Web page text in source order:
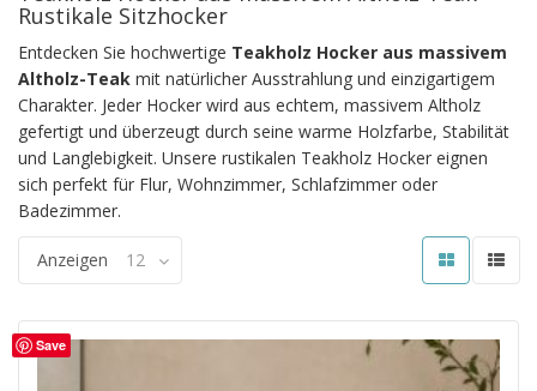
Rustikale Sitzhocker
Entdecken Sie hochwertige Teakholz Hocker aus massivem
Altholz-Teak mit natürlicher Ausstrahlung und einzigartigem
Charakter. Jeder Hocker wird aus echtem, massivem Altholz
gefertigt und überzeugt durch seine warme Holzfarbe, Stabilität
und Langlebigkeit. Unsere rustikalen Teakholz Hocker eignen
sich perfekt für Flur, Wohnzimmer, Schlafzimmer oder
Badezimmer.
Anzeigen 12
Save